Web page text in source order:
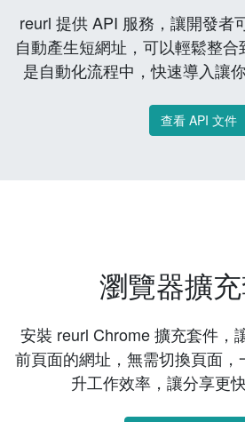
reurl 提供 API 服務，讓開發者
自動產生短網址，可以輕鬆整
是自動化流程中，快速導入讓
查看 API 文件
瀏覽器擴
安裝 reurl Chrome 擴充套件，
前頁面的網址，無需切換頁面
升工作效率，讓分享更